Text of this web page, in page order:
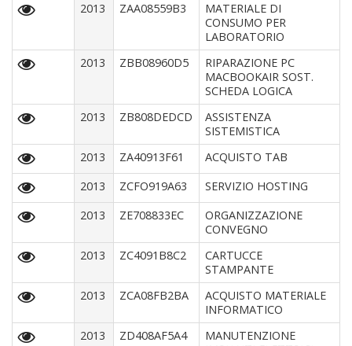
2013
ZAA08559B3
MATERIALE DI
CONSUMO PER
LABORATORIO
2013
ZBB08960D5
RIPARAZIONE PC
MACBOOKAIR SOST.
SCHEDA LOGICA
2013
ZB808DEDCD
ASSISTENZA
SISTEMISTICA
2013
ZA40913F61
ACQUISTO TAB
2013
ZCFO919A63
SERVIZIO HOSTING
2013
ZE708833EC
ORGANIZZAZIONE
CONVEGNO
2013
ZC4091B8C2
CARTUCCE
STAMPANTE
2013
ZCA08FB2BA
ACQUISTO MATERIALE
INFORMATICO
2013
ZD408AF5A4
MANUTENZIONE